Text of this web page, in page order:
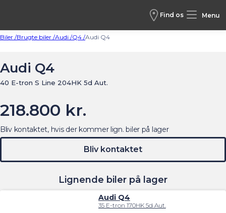
Find os Menu
Biler /Brugte biler /Audi /Q4 /Audi Q4
Audi Q4
40 E-tron S Line 204HK 5d Aut.
218.800 kr.
Lignende biler på lager
Audi Q4
35 E-tron 170HK 5d Aut.
Bliv kontaktet, hvis der kommer lign. biler på lager
Bliv kontaktet